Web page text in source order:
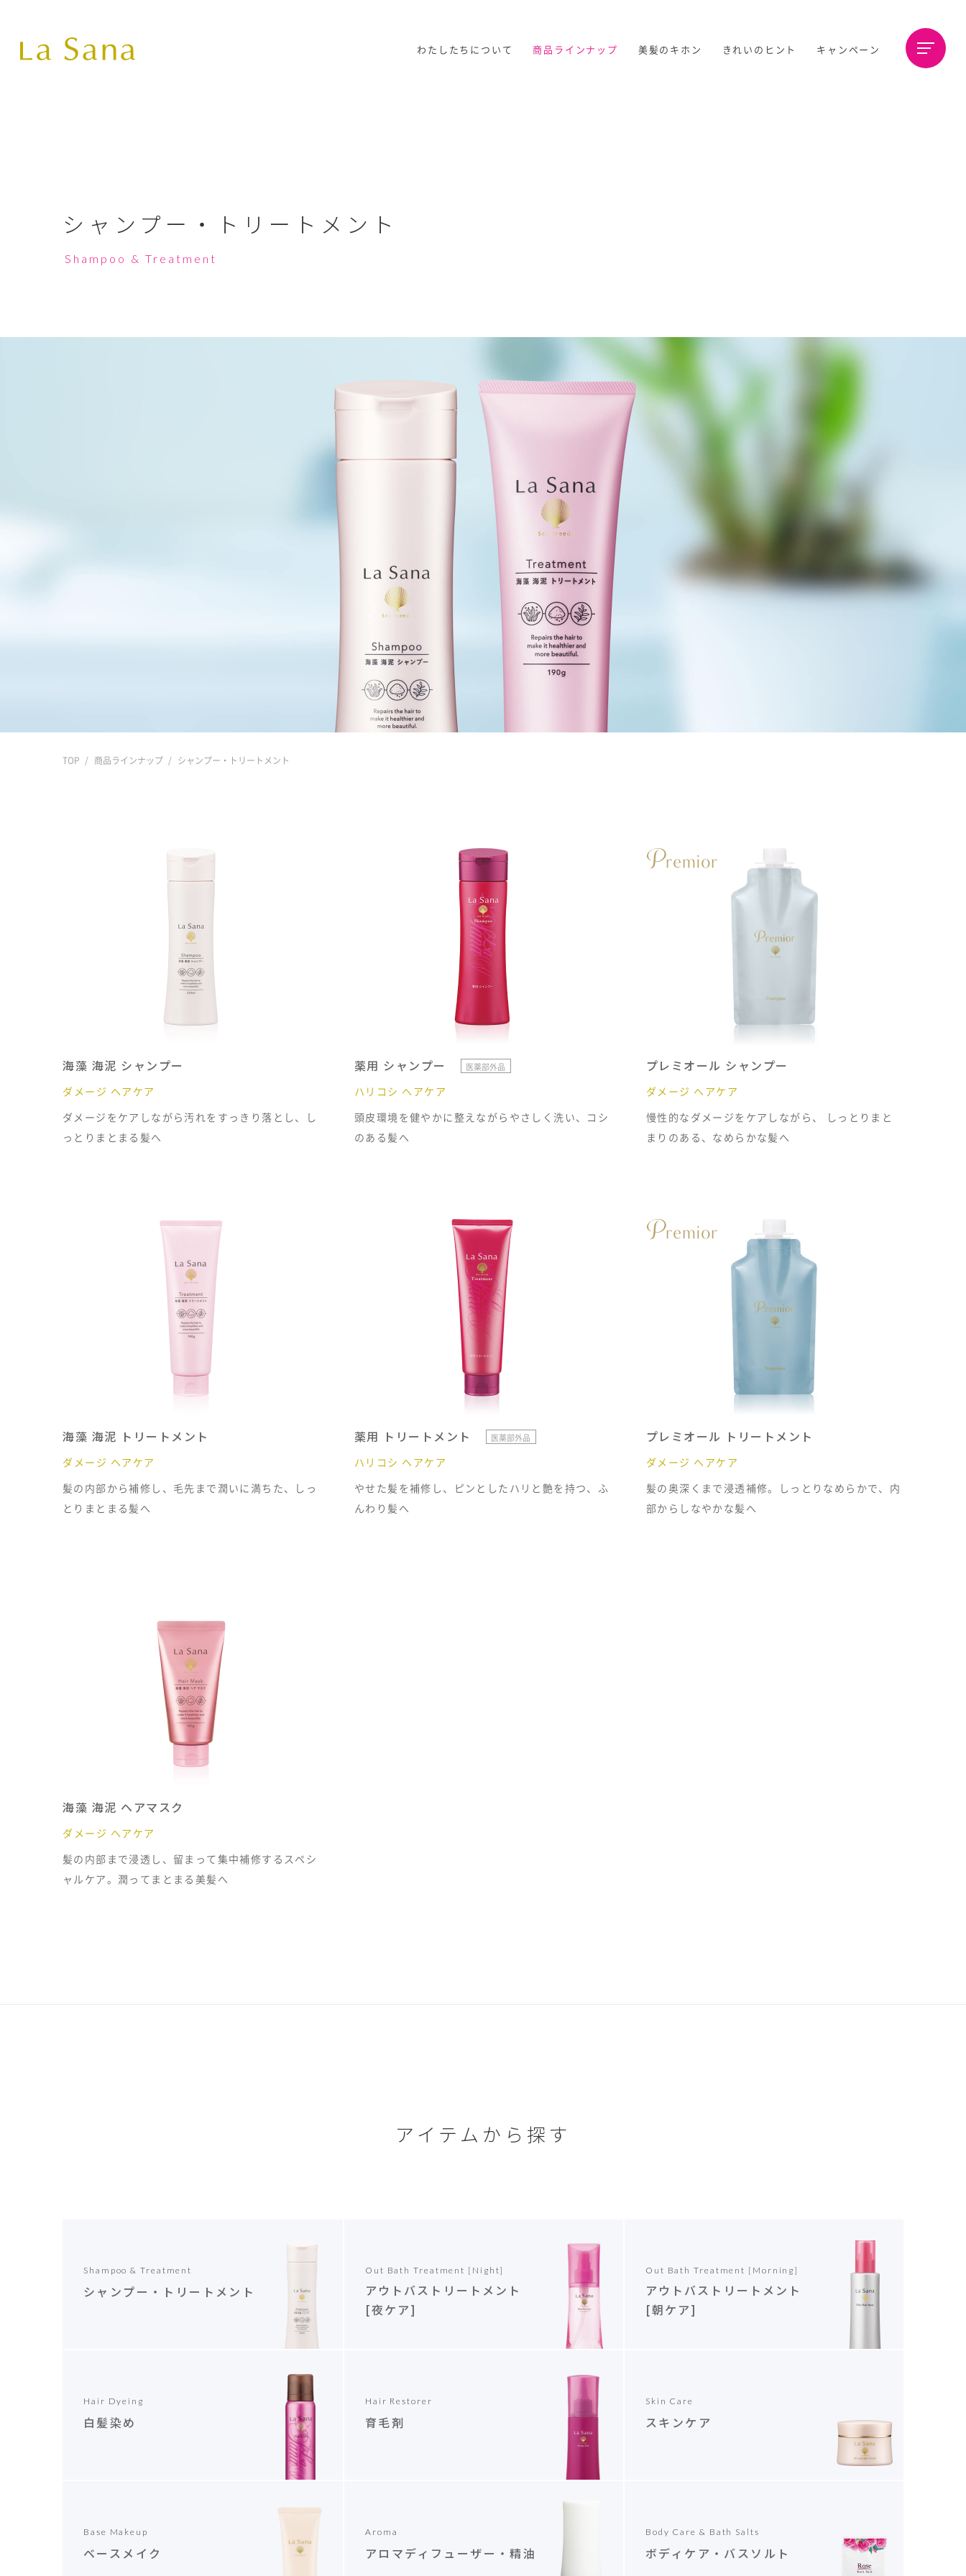
わたしたちについて 商品ラインナップ 美髪のキホン きれいのヒント キャンペーン
シャンプー・ トリートメント
Shampoo & Treatment
TOP 商品ラインナップ シャンプー・トリートメント
海藻 海泥 シャンプー
ダメージ ヘアケア
ダメージをケアしながら汚れをすっきり落とし、し
っとりまとまる髪へ
薬用 シャンプー 医薬部外品
ハリコシ ヘアケア
頭皮環境を健やかに整えながらやさしく洗い、コシ
のある髪へ
プレミオール シャンプー
ダメージ ヘアケア
慢性的なダメージをケアしながら、 しっとりまと
まりのある、なめらかな髪へ
海藻 海泥 トリートメント
ダメージ ヘアケア
髪の内部から補修し、毛先まで潤いに満ちた、しっ
とりまとまる髪へ
薬用 トリートメント 医薬部外品
ハリコシ ヘアケア
やせた髪を補修し、ピンとしたハリと艶を持つ、ふ
んわり髪へ
プレミオール トリートメント
ダメージ ヘアケア
髪の奥深くまで浸透補修。しっとりなめらかで、内
部からしなやかな髪へ
海藻 海泥 ヘアマスク
ダメージ ヘアケア
髪の内部まで浸透し、留まって集中補修するスペシ
ャルケア。潤ってまとまる美髪へ
アイテムから探す
Shampoo & Treatment
シャンプー・トリートメント
Out Bath Treatment [Night]
アウトバストリートメント
[夜ケア]
Out Bath Treatment [Morning]
アウトバストリートメント
[朝ケア]
Hair Dyeing
白髪染め
Hair Restorer
育毛剤
Skin Care
スキンケア
Base Makeup
ベースメイク
Aroma
アロマディフューザー・精油
Body Care & Bath Salts
ボディケア・バスソルト